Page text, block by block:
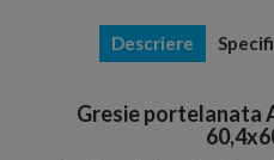
Descriere
Gresie portelanata